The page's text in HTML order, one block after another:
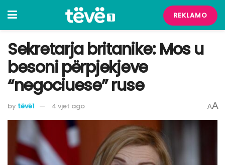
REKLAMO
Sekretarja britanike: Mos u
besoni përpjekjeve
“negociuese” ruse
by tëvë1 4 vjet ago AA